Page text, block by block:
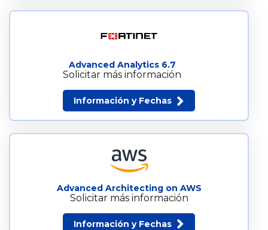
Advanced Analytics 6.7
Solicitar más información
Información y Fechas
Advanced Architecting on AWS
Solicitar más información
Información y Fechas